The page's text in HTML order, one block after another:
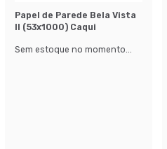
Papel de Parede Bela Vista
ll (53x1000) Caqui
Sem estoque no momento...